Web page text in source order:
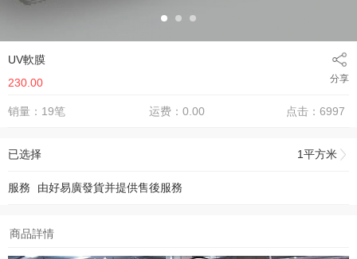
UV軟膜
分享
230.00
销量：19笔 运费：0.00 点击：6997
已选择 1平方米
服務 由好易廣發貨并提供售後服務
商品詳情